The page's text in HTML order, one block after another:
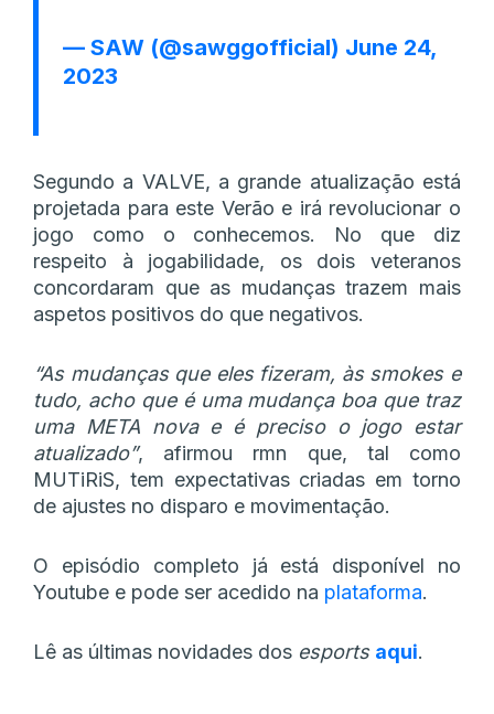
— SAW (@sawggofficial) June 24,
2023
Segundo a VALVE, a grande atualização está
projetada para este Verão e irá revolucionar o
jogo como o conhecemos. No que diz
respeito à jogabilidade, os dois veteranos
concordaram que as mudanças trazem mais
aspetos positivos do que negativos.
“As mudanças que eles fizeram, às smokes e
tudo, acho que é uma mudança boa que traz
uma META nova e é preciso o jogo estar
atualizado”, afirmou rmn que, tal como
MUTiRiS, tem expectativas criadas em torno
de ajustes no disparo e movimentação.
O episódio completo já está disponível no
Youtube e pode ser acedido na plataforma.
Lê as últimas novidades dos esports aqui.